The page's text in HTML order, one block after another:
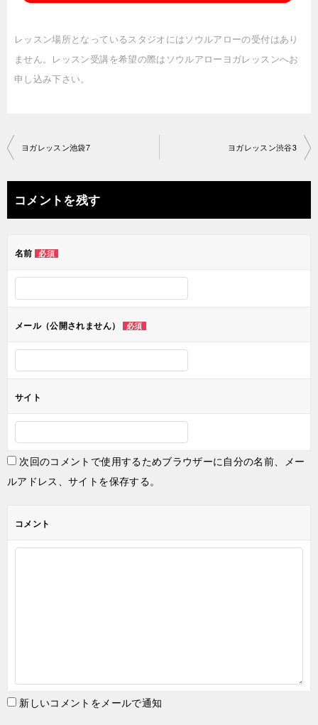
レッスン場所となっているスタジオにはソウルアローの受付はあり
ません。レッスン受講を希望の際はソウルアローヨガレッスンへお
申し込み下さい。
投
ナ
ビ
ー
ン
ヨガレッスン池袋7 ヨガレッスン渋谷3
コメントを残す
名前 必須
メール（公開されません） 必須
サイト
次回のコメントで使用するためブラウザーに自分の名前、メー
ルアドレス、サイトを保存する。
コメント
新しいコメントをメールで通知